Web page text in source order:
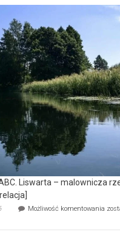
Liswarta – malownicza
Możliwość komentowania